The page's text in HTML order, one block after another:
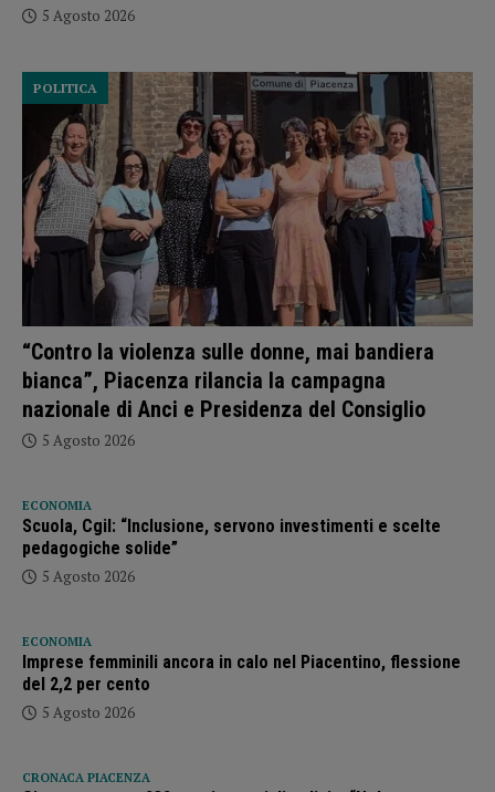
5 Agosto 2026
“Contro la violenza sulle donne, mai bandiera
bianca”, Piacenza rilancia la campagna
nazionale di Anci e Presidenza del Consiglio
POLITICA
5 Agosto 2026
ECONOMIA
Scuola, Cgil: “Inclusione, servono investimenti e scelte
pedagogiche solide”
5 Agosto 2026
ECONOMIA
Imprese femminili ancora in calo nel Piacentino, flessione
del 2,2 per cento
5 Agosto 2026
CRONACA PIACENZA